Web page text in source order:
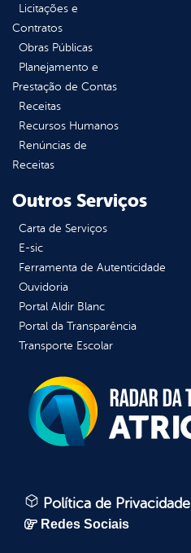
Licitações e
Contratos
Obras Públicas
Planejamento e
Prestação de Contas
Receitas
Recursos Humanos
Renúncias de
Receitas
Outros Serviços
Carta de Serviços
E-sic
Ferramenta de Autenticidade
Ouvidoria
Portal Aldir Blanc
Portal da Transparência
Transporte Escolar
Política de Privacidade
Redes Sociais